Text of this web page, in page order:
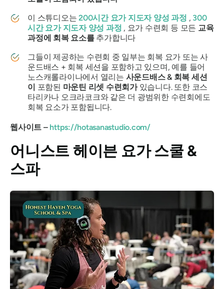
이 스튜디오는200시간 요가 지도자 양성 과정 , 300
시간 요가 지도자 양성 과정 , 요가 수련회 등 모든 교육
과정에 회복 요소를추가합니다
그들이 제공하는 수련회 중 일부는 회복 요가 또는 사
운드배스 + 회복 세션을 포함하고 있으며, 예를 들어
노스캐롤라이나에서 열리는 사운드배스 & 회복 세션
이 포함된 마운틴 리셋 수련회가있습니다. 또한 코스
타리카나 오크라코크와 같은 더 광범위한 수련회에도
회복 요소가 포함됩니다.
웹사이트 –https://hotasanastudio.com/
어니스트 헤이븐 요가 스쿨 &
스파